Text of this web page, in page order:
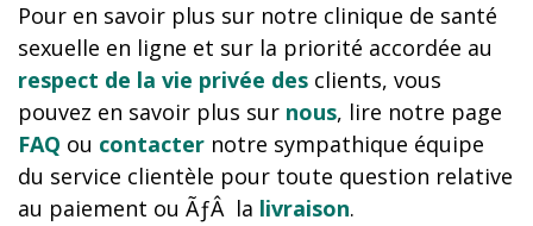
Pour en savoir plus sur notre clinique de santé
sexuelle en ligne et sur la priorité accordée au
respect de la vie privée des clients, vous
pouvez en savoir plus sur nous, lire notre page
FAQ ou contacter notre sympathique équipe
du service clientèle pour toute question relative
au paiement ou ÃƒÂ la livraison.